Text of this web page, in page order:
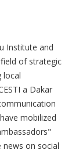
Institute and
of strategic
local
a Dakar
mobilized
on social